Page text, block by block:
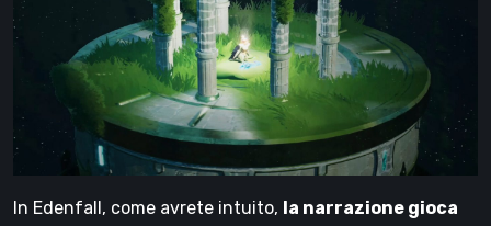
In Edenfall, come avrete intuito, la narrazione gioca